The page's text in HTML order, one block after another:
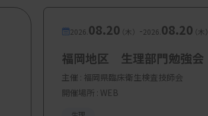
2026. 08.20（木） -2026. 08.20（木）
福岡地区 生理部門勉強会
主催 : 福岡県臨床衛生検査技師会
開催場所 : WEB